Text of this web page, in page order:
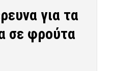
για τα
σε φρούτα